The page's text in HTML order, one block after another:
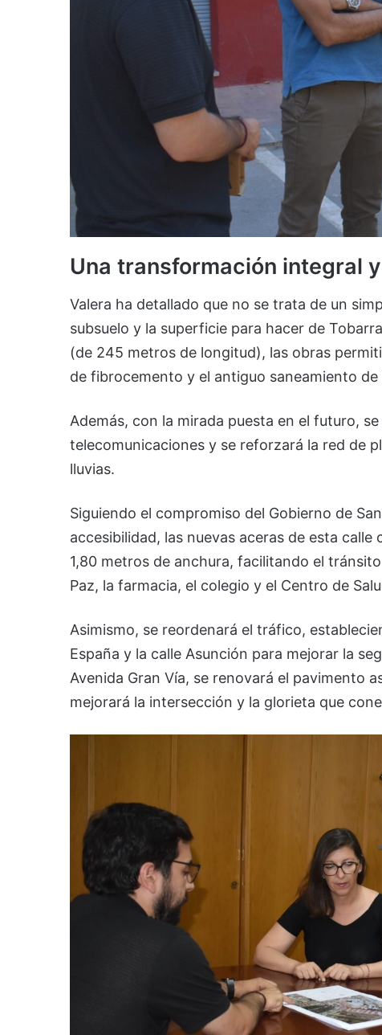
Una transformación integral
Valera ha detallado que no se trata de un
subsuelo y la superficie para hacer de
(de 245 metros de longitud), las obras
de fibrocemento y el antiguo saneamiento
Además, con la mirada puesta en el futuro,
telecomunicaciones y se reforzará la red de
lluvias.
Siguiendo el compromiso del Gobierno de
accesibilidad, las nuevas aceras de esta
1,80 metros de anchura, facilitando el
Paz, la farmacia, el colegio y el Centro de
Asimismo, se reordenará el tráfico,
España y la calle Asunción para mejorar la
Avenida Gran Vía, se renovará el pavimento
mejorará la intersección y la glorieta que